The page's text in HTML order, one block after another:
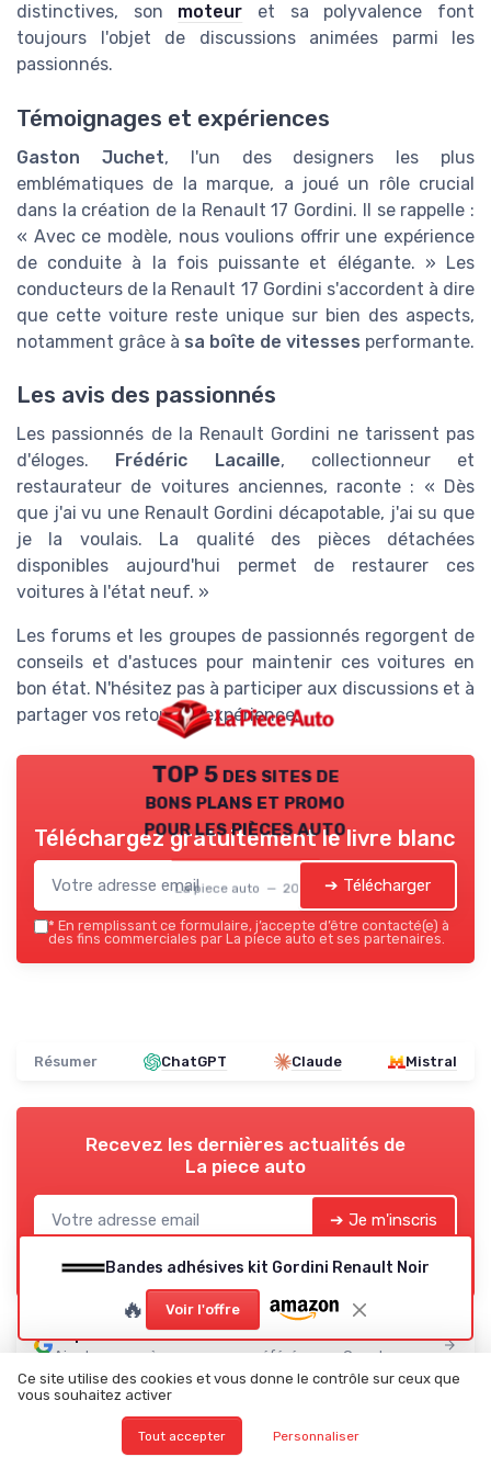
distinctives, son moteur et sa polyvalence font
toujours l'objet de discussions animées parmi les
passionnés.
Témoignages et expériences
Gaston Juchet, l'un des designers les plus
emblématiques de la marque, a joué un rôle crucial
dans la création de la Renault 17 Gordini. Il se rappelle :
« Avec ce modèle, nous voulions offrir une expérience
de conduite à la fois puissante et élégante. » Les
conducteurs de la Renault 17 Gordini s'accordent à dire
que cette voiture reste unique sur bien des aspects,
notamment grâce à sa boîte de vitesses performante.
Les avis des passionnés
Les passionnés de la Renault Gordini ne tarissent pas
d'éloges. Frédéric Lacaille, collectionneur et
restaurateur de voitures anciennes, raconte : « Dès
que j'ai vu une Renault Gordini décapotable, j'ai su que
je la voulais. La qualité des pièces détachées
disponibles aujourd'hui permet de restaurer ces
voitures à l'état neuf. »
Les forums et les groupes de passionnés regorgent de
conseils et d'astuces pour maintenir ces voitures en
bon état. N'hésitez pas à participer aux discussions et à
partager vos retours d'expérience.
TOP 5 des sites de
bons plans et promo
pour les pièces auto
La piece auto — 2026
Téléchargez gratuitement le livre blanc
➔ Télécharger
* En remplissant ce formulaire, j’accepte d’être contacté(e) à
des fins commerciales par La piece auto et ses partenaires.
Résumer ChatGPT Claude Mistral
Recevez les dernières actualités de
La piece auto
➔ Je m'inscris
En remplissant ce formulaire, j’accepte d’être contacté(e) à
des fins commerciales par La piece auto et ses partenaires.
La piece auto
Ajoutez-nous à vos sources préférées sur Google
Les plus lus
Bandes adhésives kit Gordini Renault Noir
🔥 Voir l'offre
Ce site utilise des cookies et vous donne le contrôle sur ceux que
vous souhaitez activer
Tout accepter Personnaliser